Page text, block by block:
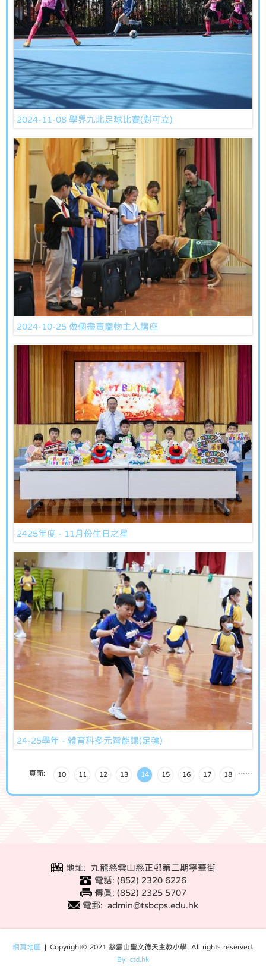
2024-11-08 學界九北足球比賽(對可立)
2024-10-25 做個盡責寵物主人講座
2425年度 - 11月份生日之星
24-25學年 - 體育科多元智能課(足毽)
頁面: …
10 11 12 13 14 15 16 17 18 …
地址: 九龍慈雲山慈正邨第二期寧華街
電話: (852) 2320 6226
傳真: (852) 2325 5707
電郵: admin@tsbcps.edu.hk
網頁地圖 | Copyright© 2021 慈雲山聖文德天主教小學. All rights reserved.
By: ctd.hk